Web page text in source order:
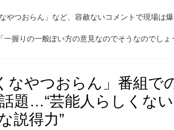
なやつおらん」など、容赦ないコメントで現場は
一握りの一般ぽい方の意見なのでそうなのでしょ
なやつおらん」番組で
題…“芸能人らしくない
説得力”